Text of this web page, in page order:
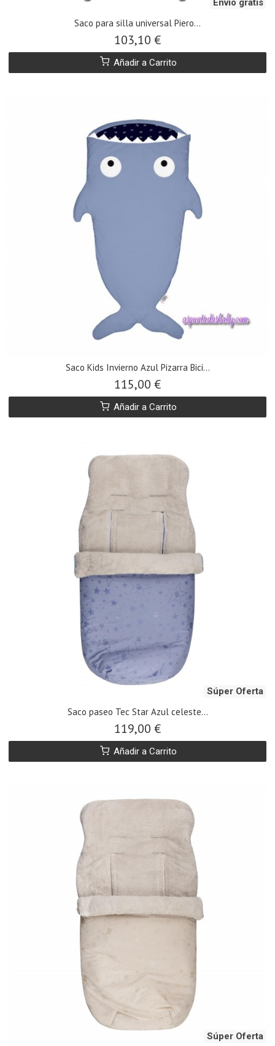
Envío gratis
Saco para silla universal Piero...
103,10 €
Añadir a Carrito
Saco Kids Invierno Azul Pizarra Bici...
115,00 €
Añadir a Carrito
Súper Oferta
Saco paseo Tec Star Azul celeste...
119,00 €
Añadir a Carrito
Súper Oferta